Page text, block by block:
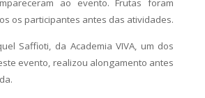
ao evento. Frutas foram
os participantes antes das atividades.
Saffioti, da Academia VIVA, um dos
evento, realizou alongamento antes